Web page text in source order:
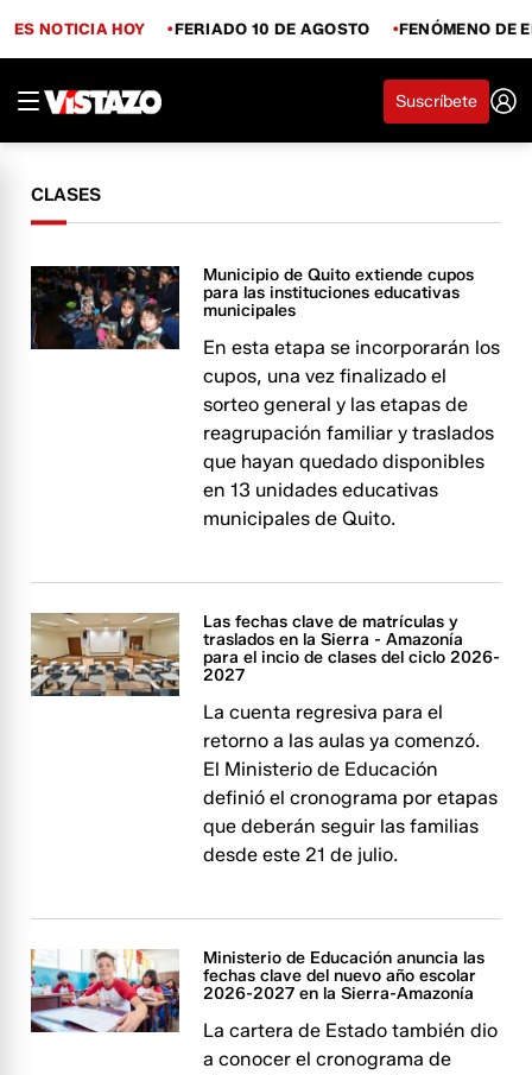
ES NOTICIA HOY FERIADO 10 DE AGOSTO FENÓMENO DE
Suscríbete
CLASES
Municipio de Quito extiende cupos
para las instituciones educativas
municipales
En esta etapa se incorporarán los
cupos, una vez finalizado el
sorteo general y las etapas de
reagrupación familiar y traslados
que hayan quedado disponibles
en 13 unidades educativas
municipales de Quito.
Las fechas clave de matrículas y
traslados en la Sierra - Amazonía
para el incio de clases del ciclo 2026-
2027
La cuenta regresiva para el
retorno a las aulas ya comenzó.
El Ministerio de Educación
definió el cronograma por etapas
que deberán seguir las familias
desde este 21 de julio.
Ministerio de Educación anuncia las
fechas clave del nuevo año escolar
2026-2027 en la Sierra-Amazonía
La cartera de Estado también dio
a conocer el cronograma de